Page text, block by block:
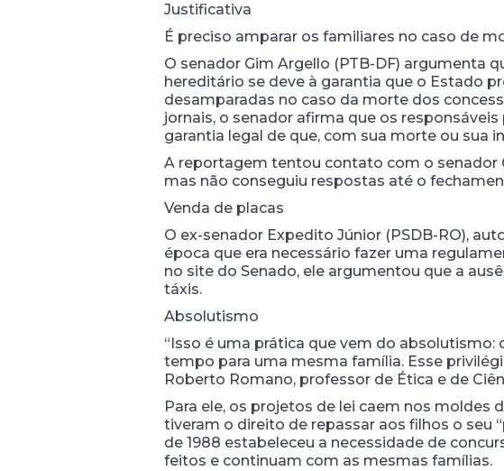
Justificativa
É preciso amparar os familiares no caso de
O senador Gim Argello (PTB-DF) argumenta
hereditário se deve à garantia que o Estado
desamparadas no caso da morte dos
jornais, o senador afirma que os
garantia legal de que, com sua morte ou sua
A reportagem tentou contato com o senador
mas não conseguiu respostas até o
Venda de placas
O ex-senador Expedito Júnior (PSDB-RO),
época que era necessário fazer uma
no site do Senado, ele argumentou que a
táxis.
Absolutismo
“Isso é uma prática que vem do
tempo para uma mesma família. Esse
Roberto Romano, professor de Ética e de
Para ele, os projetos de lei caem nos moldes
tiveram o direito de repassar aos filhos o seu
de 1988 estabeleceu a necessidade de
feitos e continuam com as mesmas famílias.